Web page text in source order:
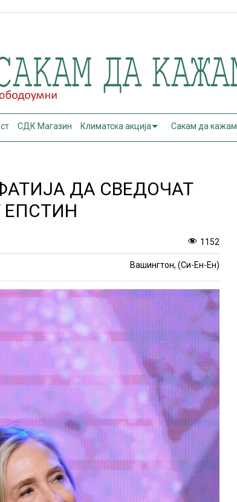
СДК Магазин Климатска акција Сакам да кажам
ДА СВЕДОЧАТ
ЕПСТИН
1152
Вашингтон, (Си-Ен-Ен)